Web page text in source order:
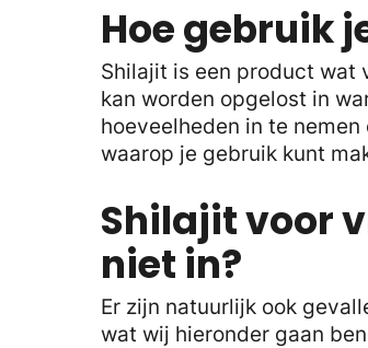
Hoe gebruik
Shilajit is een product wat
kan worden opgelost in
hoeveelheden in te
waarop je gebruik kunt
Shilajit voor
niet in?
Er zijn natuurlijk ook
wat wij hieronder gaan